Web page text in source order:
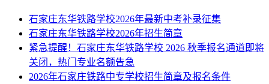
石家庄东华铁路学校2026年最新中考补录征集
石家庄东华铁路学校2026年招生简章
紧急提醒！石家庄东华铁路学校 2026 秋季报名通道即将
关闭，热门专业名额告急
2026年石家庄铁路中专学校招生简章及报名条件